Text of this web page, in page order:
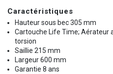
Caractéristiques
Hauteur sous bec 305 mm
Cartouche Life Time; Aérateur
torsion
Saillie 215 mm
Largeur 600 mm
Garantie 8 ans